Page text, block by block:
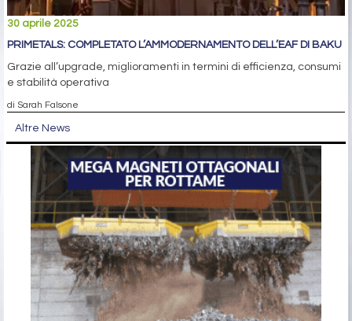
30 aprile 2025
PRIMETALS: COMPLETATO L’AMMODERNAMENTO DELL’EAF DI BAKU
Grazie all’upgrade, miglioramenti in termini di efficienza, consumi
e stabilità operativa
di Sarah Falsone
Altre News